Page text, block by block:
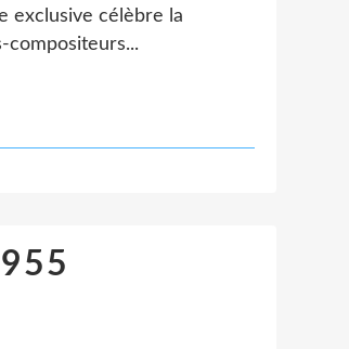
exclusive célèbre la
compositeurs...